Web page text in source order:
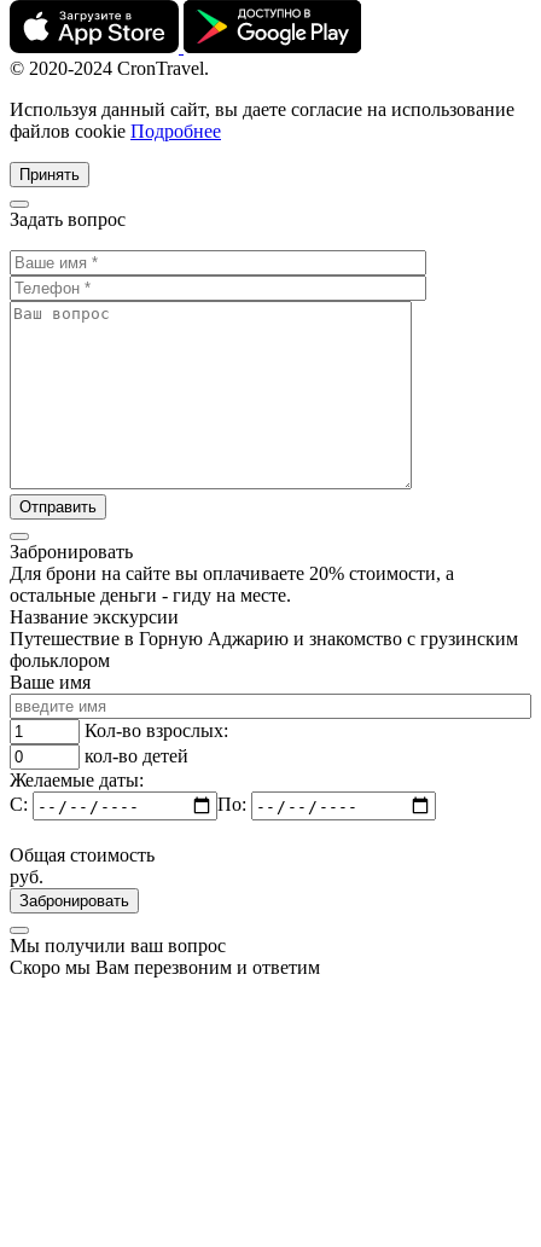
© 2020-2024 CronTravel.
Используя данный сайт, вы даете согласие на использование
файлов cookie Подробнее
Принять
Задать вопрос
Забронировать
Для брони на сайте вы оплачиваете 20% стоимости, а
остальные деньги - гиду на месте.
Название экскурсии
Путешествие в Горную Аджарию и знакомство с грузинским
фольклором
Ваше имя
Кол-во взрослых:
кол-во детей
Желаемые даты:
C:
По:
Общая стоимость
руб.
Забронировать
Мы получили ваш вопрос
Скоро мы Вам перезвоним и ответим